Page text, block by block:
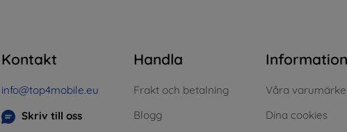
Kontakt
info@top4mobile.eu
Skriv till oss
Handla
Frakt och betalning
Blogg
Information
Våra
Dina cookies